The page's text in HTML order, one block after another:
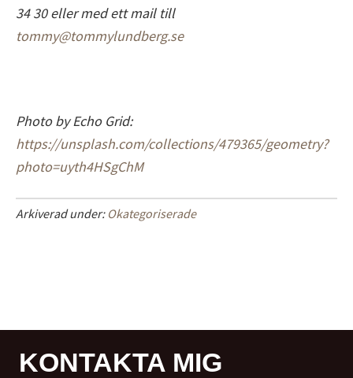
34 30 eller med ett mail till
tommy@tommylundberg.se
Photo by Echo Grid:
https://unsplash.com/collections/479365/geometry?
photo=uyth4HSgChM
Arkiverad under: Okategoriserade
KONTAKTA MIG